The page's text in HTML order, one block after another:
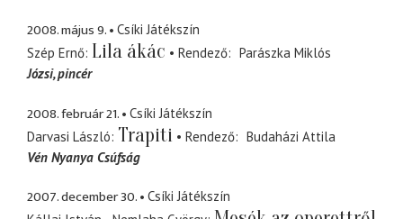
2008. május 9.
Csíki Játékszín
Szép Ernő Lila ákác Rendező
Parászka Miklós
Józsi pincér
2008. február 21.
Csíki Játékszín
Darvasi László Trapiti Rendező
Budaházi Attila
Vén Nyanya Csúfság
2007. december 30.
Csíki Játékszín